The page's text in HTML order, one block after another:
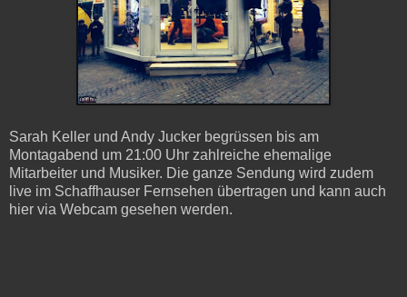
Sarah Keller und Andy Jucker begrüssen bis am
Montagabend um 21:00 Uhr zahlreiche ehemalige
Mitarbeiter und Musiker. Die ganze Sendung wird zudem
live im Schaffhauser Fernsehen übertragen und kann auch
hier via Webcam gesehen werden.